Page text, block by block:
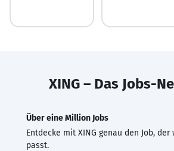
XING – Das Jobs-
Über eine Million Jobs
Entdecke mit XING genau den Job,
passt.